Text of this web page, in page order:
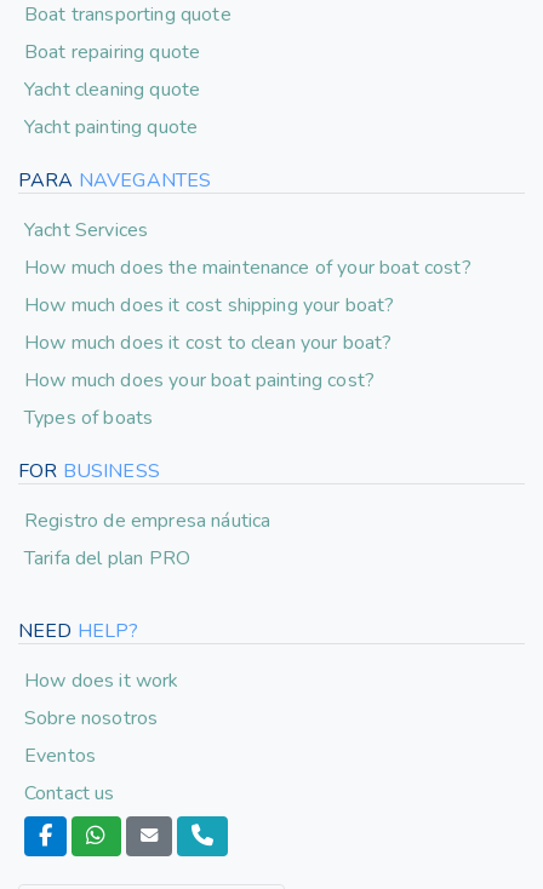
Boat transporting quote
Boat repairing quote
Yacht cleaning quote
Yacht painting quote
PARA NAVEGANTES
Yacht Services
How much does the maintenance of your boat cost?
How much does it cost shipping your boat?
How much does it cost to clean your boat?
How much does your boat painting cost?
Types of boats
FOR BUSINESS
Registro de empresa náutica
Tarifa del plan PRO
NEED HELP?
How does it work
Sobre nosotros
Eventos
Contact us